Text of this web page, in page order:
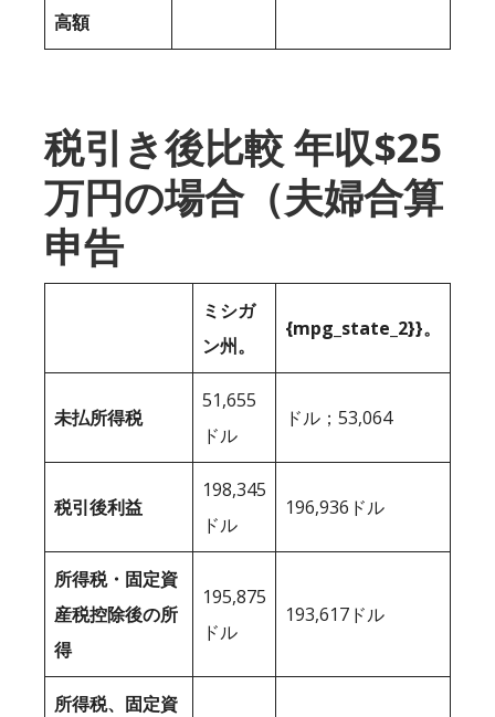
高額
税引き後比較 年収$25
万円の場合（夫婦合算
申告
ミシガ
ン州。
{mpg_state_2}}。
未払所得税
51,655
ドル
ドル；53,064
税引後利益
198,345
ドル
196,936ドル
所得税・固定資
産税控除後の所
得
195,875
ドル
193,617ドル
所得税、固定資